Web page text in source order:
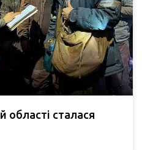
області сталася